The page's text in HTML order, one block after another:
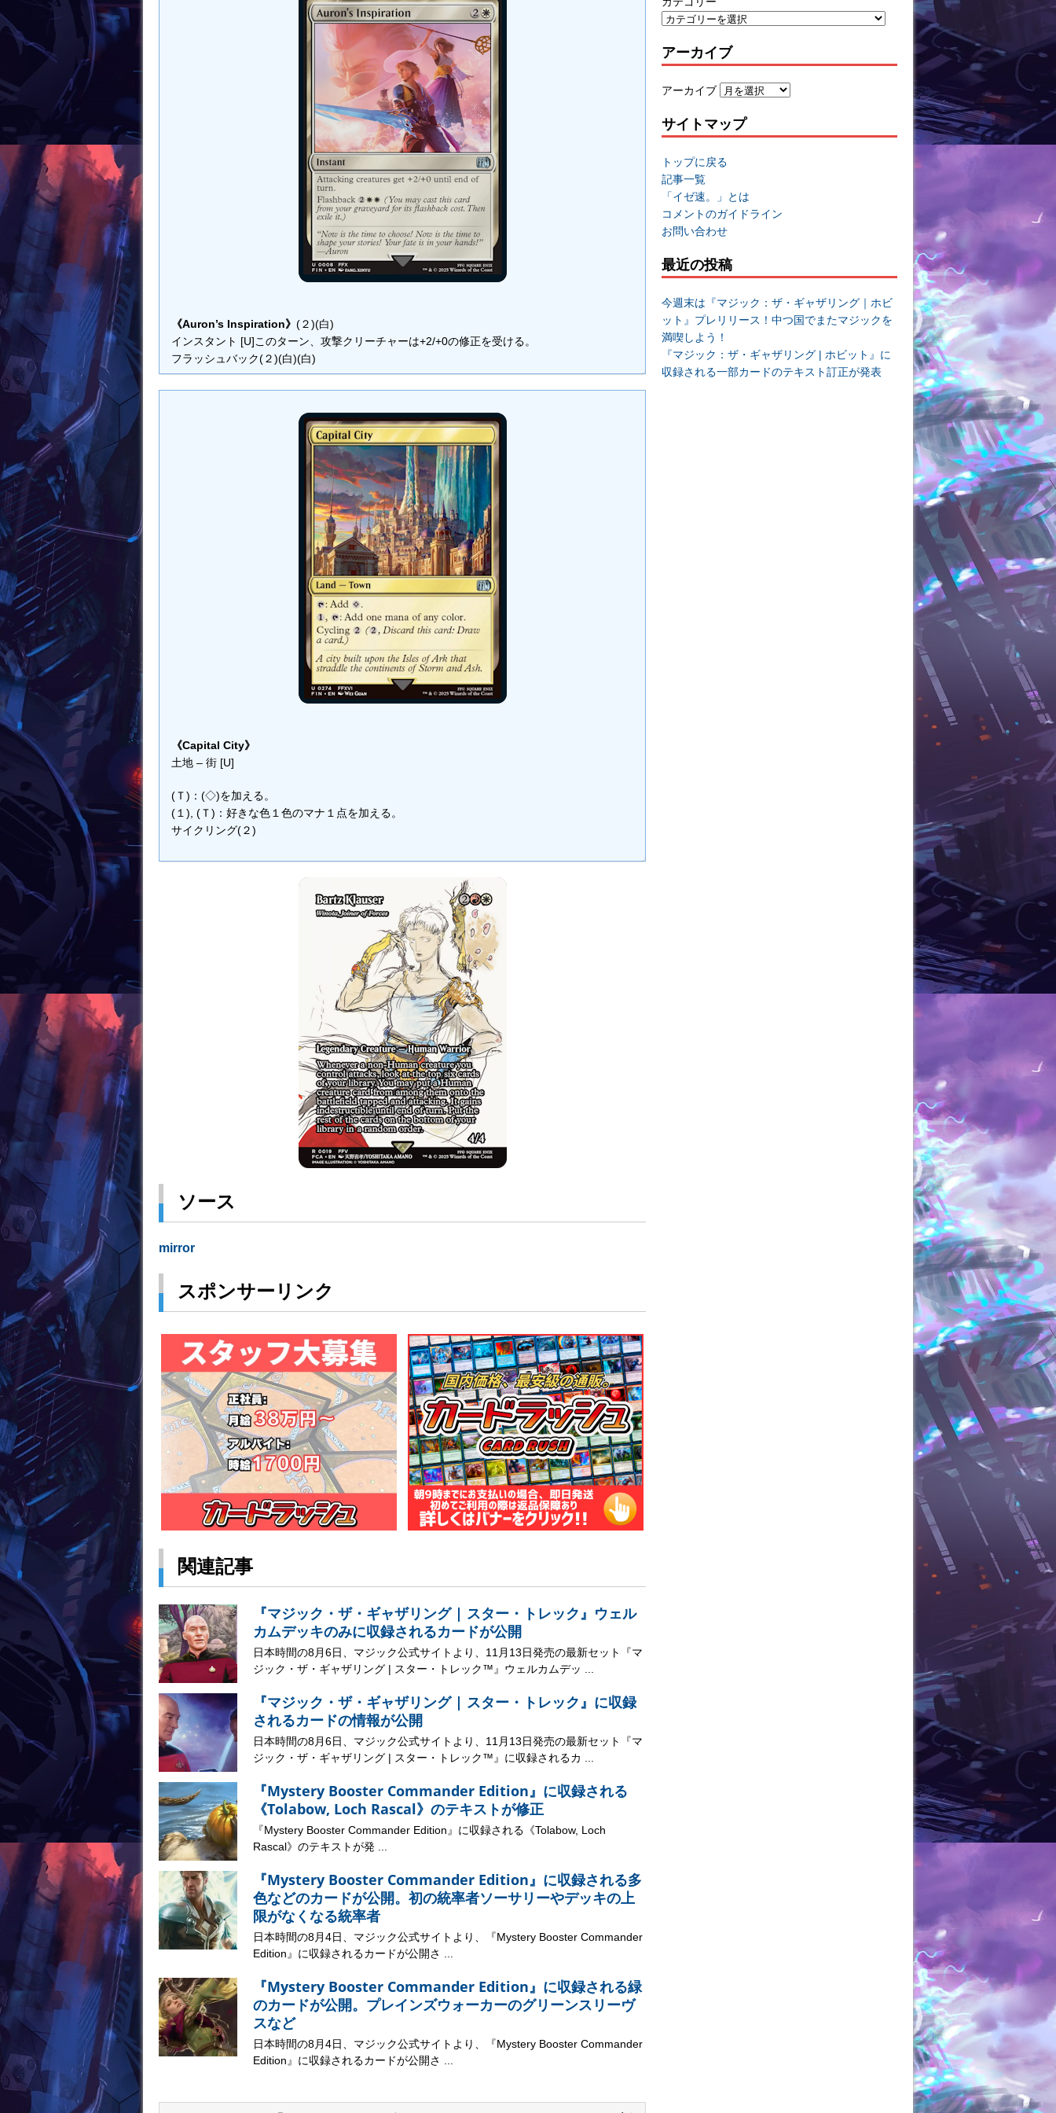
《Auron’s Inspiration》 (２)(白)
インスタント [U]このターン、攻撃クリーチャーは+2/+0の修正を受ける。
フラッシュバック(２)(白)(白)
《Capital City》
土地 – 街 [U]
(Ｔ)：(◇)を加える。
(１), (Ｔ)：好きな色１色のマナ１点を加える。
サイクリング(２)
ソース
mirror
スポンサーリンク
関連記事
『マジック・ザ・ギャザリング | スター・トレック』ウェル
カムデッキのみに収録されるカードが公開
日本時間の8月6日、マジック公式サイトより、11月13日発売の最新セット『マ
ジック・ザ・ギャザリング | スター・トレック™』ウェルカムデッ ...
『マジック・ザ・ギャザリング | スター・トレック』に収録
されるカードの情報が公開
日本時間の8月6日、マジック公式サイトより、11月13日発売の最新セット『マ
ジック・ザ・ギャザリング | スター・トレック™』に収録されるカ ...
『Mystery Booster Commander Edition』に収録される
《Tolabow, Loch Rascal》のテキストが修正
『Mystery Booster Commander Edition』に収録される《Tolabow, Loch
Rascal》のテキストが発 ...
『Mystery Booster Commander Edition』に収録される多
色などのカードが公開。初の統率者ソーサリーやデッキの上
限がなくなる統率者
日本時間の8月4日、マジック公式サイトより、『Mystery Booster Commander
Edition』に収録されるカードが公開さ ...
『Mystery Booster Commander Edition』に収録される緑
のカードが公開。プレインズウォーカーのグリーンスリーヴ
スなど
日本時間の8月4日、マジック公式サイトより、『Mystery Booster Commander
Edition』に収録されるカードが公開さ ...
アーカイブ
アーカイブ
サイトマップ
トップに戻る
記事一覧
「イゼ速。」とは
コメントのガイドライン
お問い合わせ
最近の投稿
今週末は『マジック：ザ・ギャザリング｜ホビ
ット』プレリリース！中つ国でまたマジックを
満喫しよう！
『マジック：ザ・ギャザリング | ホビット』に
収録される一部カードのテキスト訂正が発表